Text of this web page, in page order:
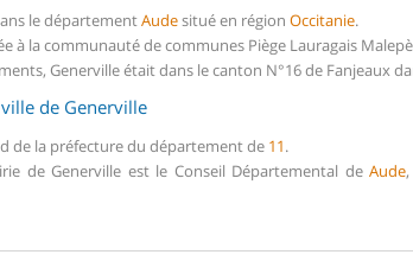
le départementAudesitué en région Occitanie.
à la communauté de communes Piège Lauragais
Generville était dans le canton N°16 de Fanjeaux
de Generville
de la préfecture du département de 11.
de Generville est le Conseil Départemental deAude